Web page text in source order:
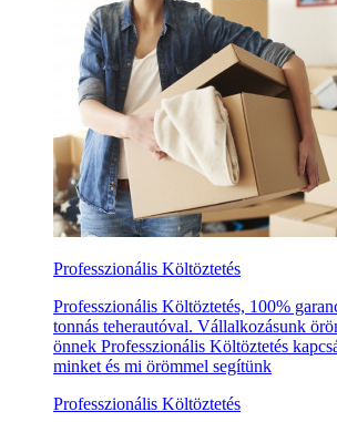
Professzionális Költöztetés
Professzionális Költöztetés, 100%
tonnás teherautóval. Vállalkozásunk
önnek Professzionális Költöztetés
minket és mi örömmel segítünk
Professzionális Költöztetés